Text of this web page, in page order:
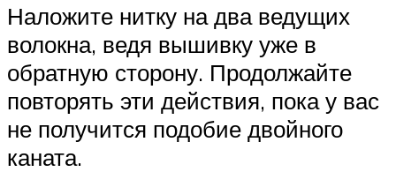
Наложите нитку на два ведущих
волокна, ведя вышивку уже в
обратную сторону. Продолжайте
повторять эти действия, пока у вас
не получится подобие двойного
каната.